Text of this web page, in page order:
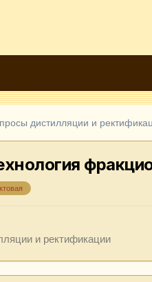
дистилляции и
и ректификации